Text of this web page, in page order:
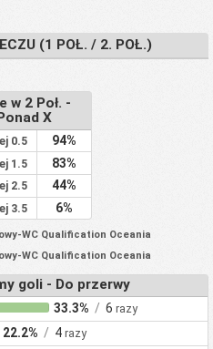
(1 POŁ. / 2. POŁ.)
w 2 Poł. -
X
0.5 94%
1.5 83%
2.5 44%
3.5 6%
WC Qualification Oceania
WC Qualification Oceania
goli - Do przerwy
33.3% / 6razy
22.2% / 4 razy